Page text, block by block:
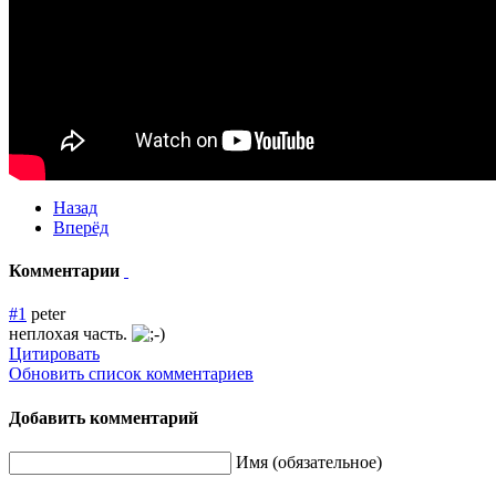
Назад
Вперёд
Комментарии
#1 peter
неплохая часть.
Цитировать
Обновить список комментариев
Добавить комментарий
Имя (обязательное)